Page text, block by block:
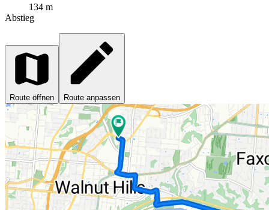
134 m
Abstieg
Route öffnen Route anpassen